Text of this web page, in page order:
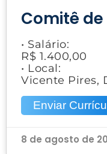
Comitê
• Salário:
R$ 1.400,00
• Local:
Vicente Pires,
Enviar
8 de agosto de